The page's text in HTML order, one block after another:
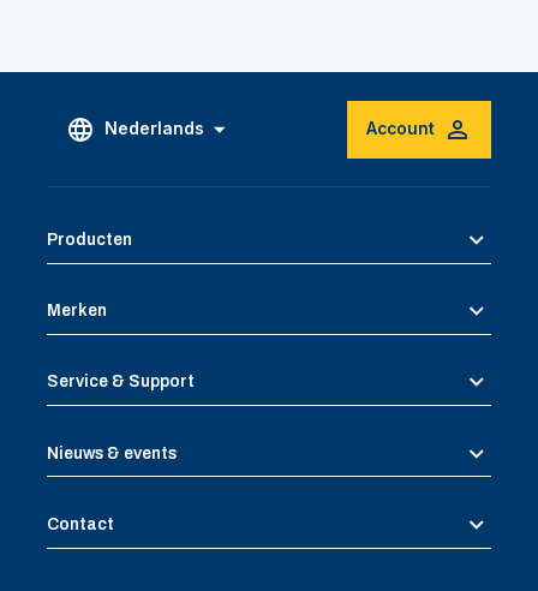
Nederlands Account
Producten
Merken
Service & Support
Nieuws & events
Contact